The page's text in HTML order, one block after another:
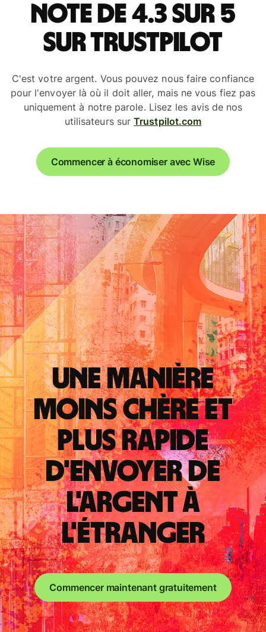
note de 4.3 sur 5
sur Trustpilot
C'est votre argent. Vous pouvez nous faire confiance
pour l'envoyer là où il doit aller, mais ne vous fiez pas
uniquement à notre parole. Lisez les avis de nos
utilisateurs surTrustpilot.com
Commencer à économiser avec Wise
Une manière
moins chère et
plus rapide
d'envoyer de
l'argent à
l'étranger
Commencer maintenant gratuitement